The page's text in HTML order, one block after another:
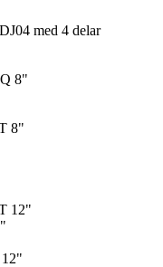
med 4 delar
8"
8"
12"